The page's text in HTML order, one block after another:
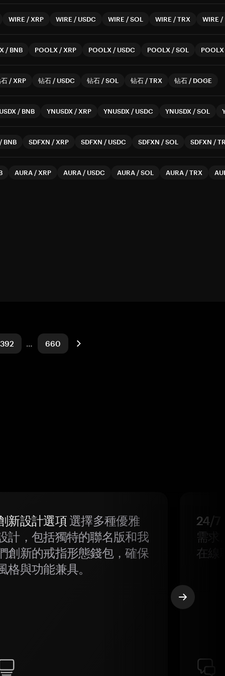
WIRE / XRP WIRE / USDC WIRE /SOL WIRE /TRX WIRE /
/ BNB POOLX / XRP POOLX / USDC POOLX /SOL POOLX
/ XRP 钻石 / USDC 钻石 /SOL 钻石 /TRX 钻石 / DOGE
/ BNB YNUSDX / XRP YNUSDX / USDC YNUSDX /SOL
/ BNB SDFXN / XRP SDFXN / USDC SDFXN /SOL SDFXN /
AURA / XRP AURA / USDC AURA /SOL AURA /TRX
392 … 660
新設計選項選擇多種優雅
計，包括獨特的聯名版和我
創新的戒指形態錢包，確保
格與功能兼具。
24/7
需求
在線